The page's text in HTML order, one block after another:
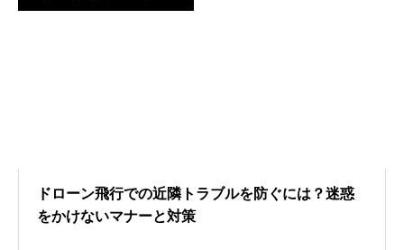
ドローン飛行での近隣トラブルを防ぐには？迷惑
をかけないマナーと対策